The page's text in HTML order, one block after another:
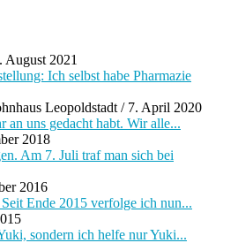
August 2021
Ich selbst habe Pharmazie
Leopoldstadt / 7. April 2020
an uns gedacht habt. Wir alle...
2018
Am 7. Juli traf man sich bei
2016
Ende 2015 verfolge ich nun...
sondern ich helfe nur Yuki...